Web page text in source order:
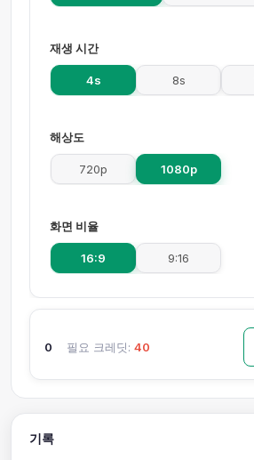
재생 시간
4s 8s
해상도
720p 1080p
화면 비율
16:9 9:16
0 필요 크레딧: 40
기록